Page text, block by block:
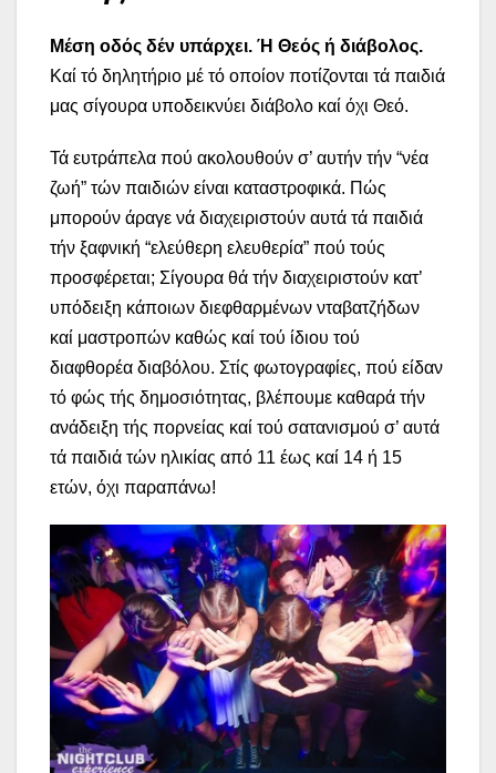
Μέση οδός δέν υπάρχει. Ή Θεός ή διάβολος.
Καί τό δηλητήριο μέ τό οποίον ποτίζονται τά παιδιά
μας σίγουρα υποδεικνύει διάβολο καί όχι Θεό.
Τά ευτράπελα πού ακολουθούν σ’ αυτήν τήν “νέα
ζωή” τών παιδιών είναι καταστροφικά. Πώς
μπορούν άραγε νά διαχειριστούν αυτά τά παιδιά
τήν ξαφνική “ελεύθερη ελευθερία” πού τούς
προσφέρεται; Σίγουρα θά τήν διαχειριστούν κατ’
υπόδειξη κάποιων διεφθαρμένων νταβατζήδων
καί μαστροπών καθώς καί τού ίδιου τού
διαφθορέα διαβόλου. Στίς φωτογραφίες, πού είδαν
τό φώς τής δημοσιότητας, βλέπουμε καθαρά τήν
ανάδειξη τής πορνείας καί τού σατανισμού σ’ αυτά
τά παιδιά τών ηλικίας από 11 έως καί 14 ή 15
ετών, όχι παραπάνω!